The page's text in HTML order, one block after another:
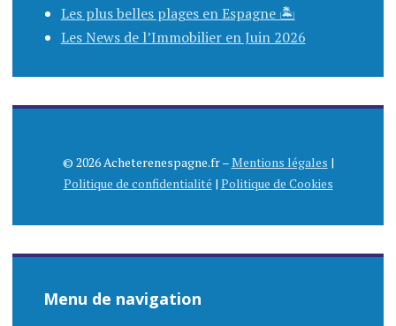
Les plus belles plages en Espagne 🏝️
Les News de l’Immobilier en Juin 2026
© 2026 Acheterenespagne.fr –Mentions légales |
Politique de confidentialité | Politique de Cookies
Menu de navigation